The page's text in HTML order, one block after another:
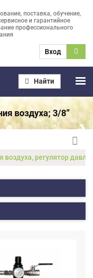
поставка, обучение,
и гарантийное
профессионального
Вход
Найти
воздуха; 3/8”
регулятор